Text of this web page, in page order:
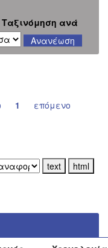
Ταξινόμηση ανά
1 επόμενο